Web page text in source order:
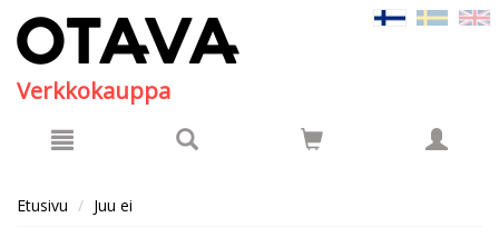
Verkkokauppa
Etusivu Juu ei